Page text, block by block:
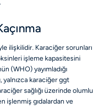
ilişkilidir. Karaciğer sorunları
işleme kapasitesini
(WHO) yayımladığı
yalnızca karaciğer ggt
sağlığı üzerinde olumlu
işlenmiş gıdalardan ve